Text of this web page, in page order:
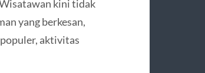
kini tidak
yang berkesan,
aktivitas